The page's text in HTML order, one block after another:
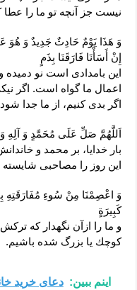
نيست جز آنچه تو ما را عطا
وَ هَذَا يَوْمٌ حَادِثٌ جَدِيدٌ وَ هُوَ
إِنْ أَسَأْنَا فَارَقَنَا بِذَمٍ‏
اين بامدادى است نو دميده
اعمال ما گواه است. اگر
اگر بدى كنيم، از ما جدا
اَللَّهُمَّ صَلِّ عَلَى مُحَمَّدٍ وَ آلِهِ
بار خدايا، بر محمد و
اين روز را مصاحبى شايسته
وَ اعْصِمْنَا مِنْ سُوءِ مُفَارَقَتِهِ
كَبِيرَةٍ
و ما را ازآن نگه‏دار كه
كوچك يا بزرگ شده باشيم.
اینم ببین: دعای خرید